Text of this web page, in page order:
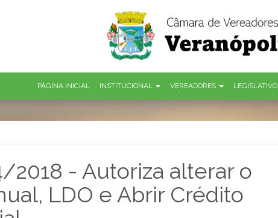
PÁGINA INICIAL INSTITUCIONAL VEREADORES LEGISLATIVO
2018 - Autoriza alterar o
LDO e Abrir Crédito